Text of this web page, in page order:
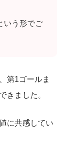
いう形でご
第1ゴールま
きました。
に共感してい